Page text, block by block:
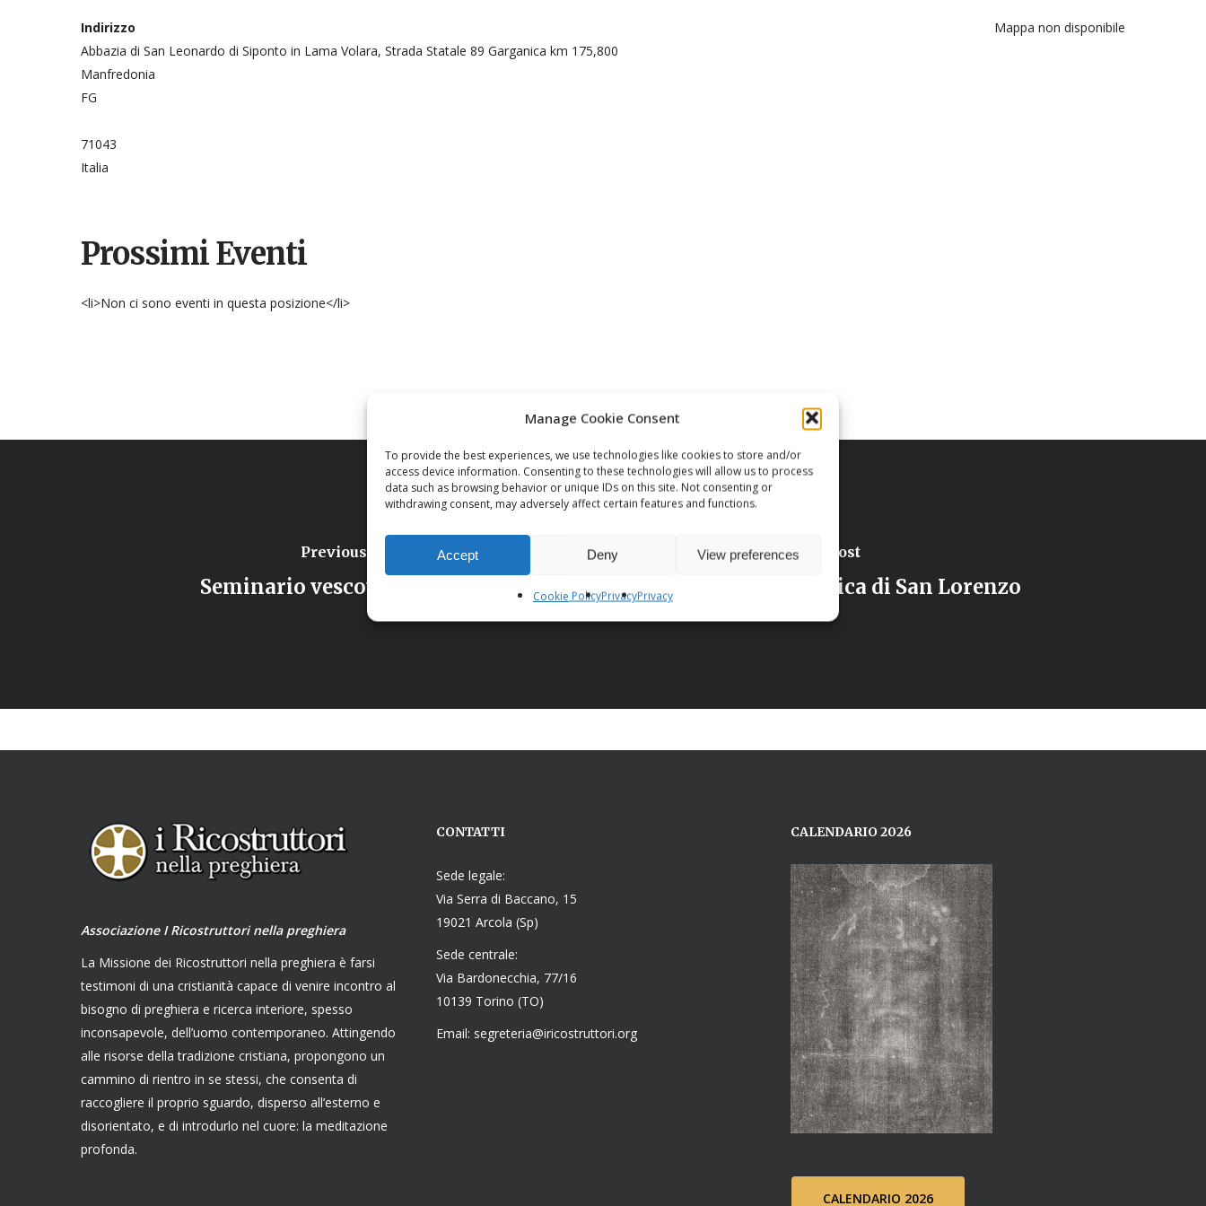
Manage Cookie Consent
To provide the best experiences, we use technologies like cookies to store and/or
access device information. Consenting to these technologies will allow us to process
data such as browsing behavior or unique IDs on this site. Not consenting or
withdrawing consent, may adversely affect certain features and functions.
Accept Deny View preferences
Cookie PolicyPrivacyPrivacy
Indirizzo
Abbazia di San Leonardo di Siponto in Lama Volara, Strada Statale 89 Garganica km 175,800
Manfredonia
FG
71043
Italia
Mappa non disponibile
Prossimi Eventi
<li>Non ci sono eventi in questa posizione</li>
Previous Post
Seminario vescovile
Next Post
Basilica di San Lorenzo
Associazione I Ricostruttori nella preghiera
La Missione dei Ricostruttori nella preghiera è farsi
testimoni di una cristianità capace di venire incontro al
bisogno di preghiera e ricerca interiore, spesso
inconsapevole, dell’uomo contemporaneo. Attingendo
alle risorse della tradizione cristiana, propongono un
cammino di rientro in se stessi, che consenta di
raccogliere il proprio sguardo, disperso all’esterno e
disorientato, e di introdurlo nel cuore: la meditazione
profonda.
CONTATTI
Sede legale:
Via Serra di Baccano, 15
19021 Arcola (Sp)
Sede centrale:
Via Bardonecchia, 77/16
10139 Torino (TO)
Email: segreteria@iricostruttori.org
CALENDARIO 2026
CALENDARIO 2026